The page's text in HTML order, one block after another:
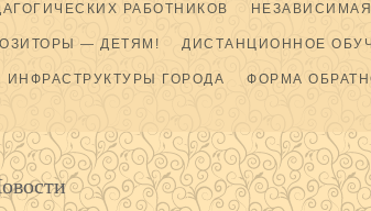
РАБОТНИКОВ
— ДЕТЯМ! ДИСТАНЦИОННОЕ
ГОРОДА ФОРМА